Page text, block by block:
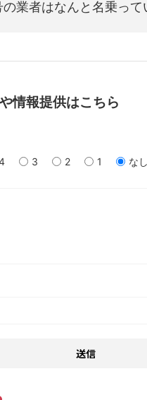
の業者はなんと名乗って
情報提供はこちら
3 2 1 なし